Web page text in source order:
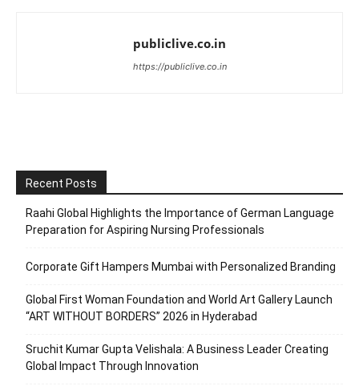
publiclive.co.in
https://publiclive.co.in
Recent Posts
Raahi Global Highlights the Importance of German Language
Preparation for Aspiring Nursing Professionals
Corporate Gift Hampers Mumbai with Personalized Branding
Global First Woman Foundation and World Art Gallery Launch
“ART WITHOUT BORDERS” 2026 in Hyderabad
Sruchit Kumar Gupta Velishala: A Business Leader Creating
Global Impact Through Innovation